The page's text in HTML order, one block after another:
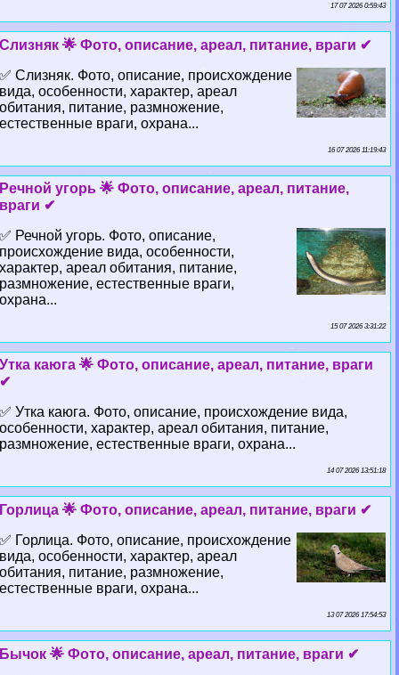
17 07 2026 0:59:43
Слизняк 🌟 Фото, описание, ареал, питание, враги ✔
✅ Слизняк. Фото, описание, происхождение
вида, особенности, хаpaктер, ареал
обитания, питание, размножение,
естественные враги, охрана...
16 07 2026 11:19:43
Речной угорь 🌟 Фото, описание, ареал, питание,
враги ✔
✅ Речной угорь. Фото, описание,
происхождение вида, особенности,
хаpaктер, ареал обитания, питание,
размножение, естественные враги,
охрана...
15 07 2026 3:31:22
Утка каюга 🌟 Фото, описание, ареал, питание, враги
✔
✅ Утка каюга. Фото, описание, происхождение вида,
особенности, хаpaктер, ареал обитания, питание,
размножение, естественные враги, охрана...
14 07 2026 13:51:18
Горлица 🌟 Фото, описание, ареал, питание, враги ✔
✅ Горлица. Фото, описание, происхождение
вида, особенности, хаpaктер, ареал
обитания, питание, размножение,
естественные враги, охрана...
13 07 2026 17:54:53
Бычок 🌟 Фото, описание, ареал, питание, враги ✔